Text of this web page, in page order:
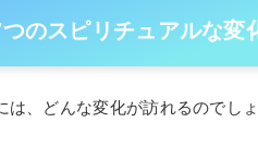
のスピリチュアルな変
は、どんな変化が訪れるのでし